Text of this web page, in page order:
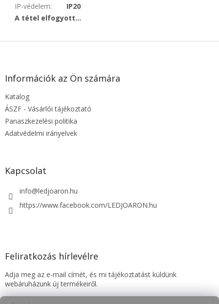
IP-védelem:
IP20
A tétel elfogyott…
L
Információk az Ön számára
Katalog
ÁSZF - Vásárlói tájékoztató
Panaszkezelési politika
Adatvédelmi irányelvek
Kapcsolat
info@ledjoaron.hu
https://www.facebook.com/LEDJOARON.hu
Feliratkozás hírlevélre
Adja meg az e-mail címét, és mi tájékoztatást küldünk
webáruházunk új termékeiről.